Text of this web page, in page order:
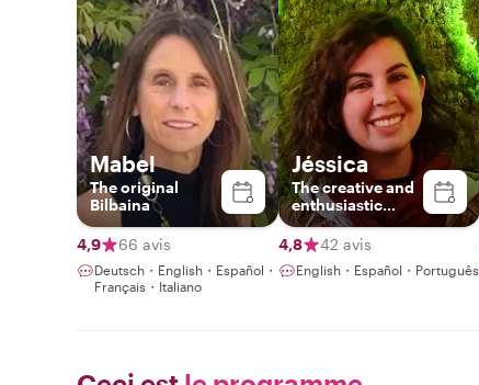
Mabel
The original
Bilbaina
4,9 66 avis
Deutsch・English・Español・
Français・Italiano
Jéssica
The creative and
enthusiastic
global citizen.
4,8
42 avis
English・Español・Português